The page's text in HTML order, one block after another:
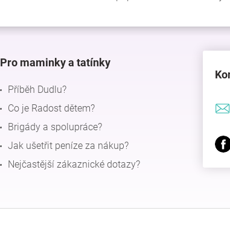
Pro maminky a tatínky
Příběh Dudlu?
Co je Radost dětem?
Brigády a spolupráce?
Jak ušetřit peníze za nákup?
Nejčastější zákaznické dotazy?